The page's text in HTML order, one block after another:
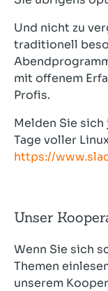
Und nicht zu
traditionell
mit offenem
Profis.
Melden Sie
Tage voller
https://
Unser
Wenn Sie sich
Themen
unserem